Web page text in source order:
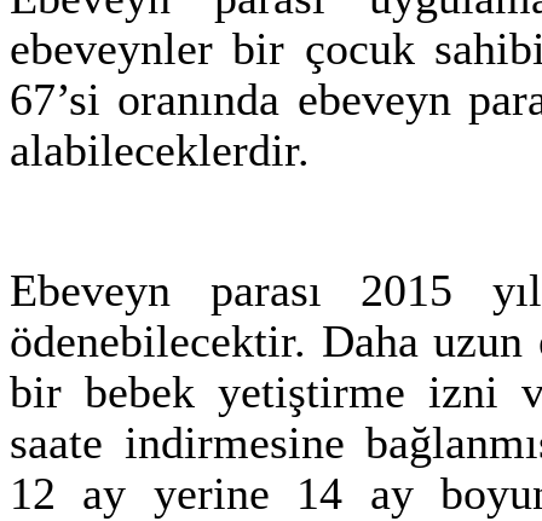
ebeveynler bir çocuk
67’si oranında ebeveyn
alabileceklerdir.
Ebeveyn parası 2015
ödenebilecektir. Daha
bir bebek yetiştirme izni
saate indirmesine
12 ay yerine 14 ay